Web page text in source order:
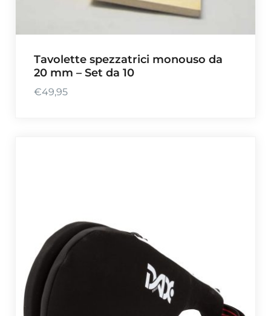
Tavolette spezzatrici monouso da
20 mm – Set da 10
€49,95